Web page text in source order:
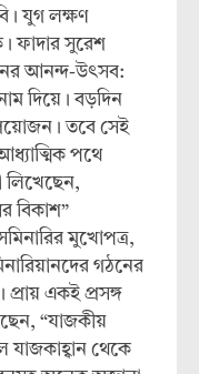
যুগ লক্ষণ
ফাদার সুরেশ
আনন্দ-উৎসব:
দিয়ে। বড়দিন
তবে সেই
পথে
লিখেছেন,
বিকাশ”
মুখোপত্র,
গঠনের
একই প্রসঙ্গ
“যাজকীয়
যাজকাহ্বান থেকে